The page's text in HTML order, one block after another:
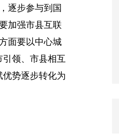
逐步参与到国
加强市县互联
面要以中心城
领、市县相互
势逐步转化为